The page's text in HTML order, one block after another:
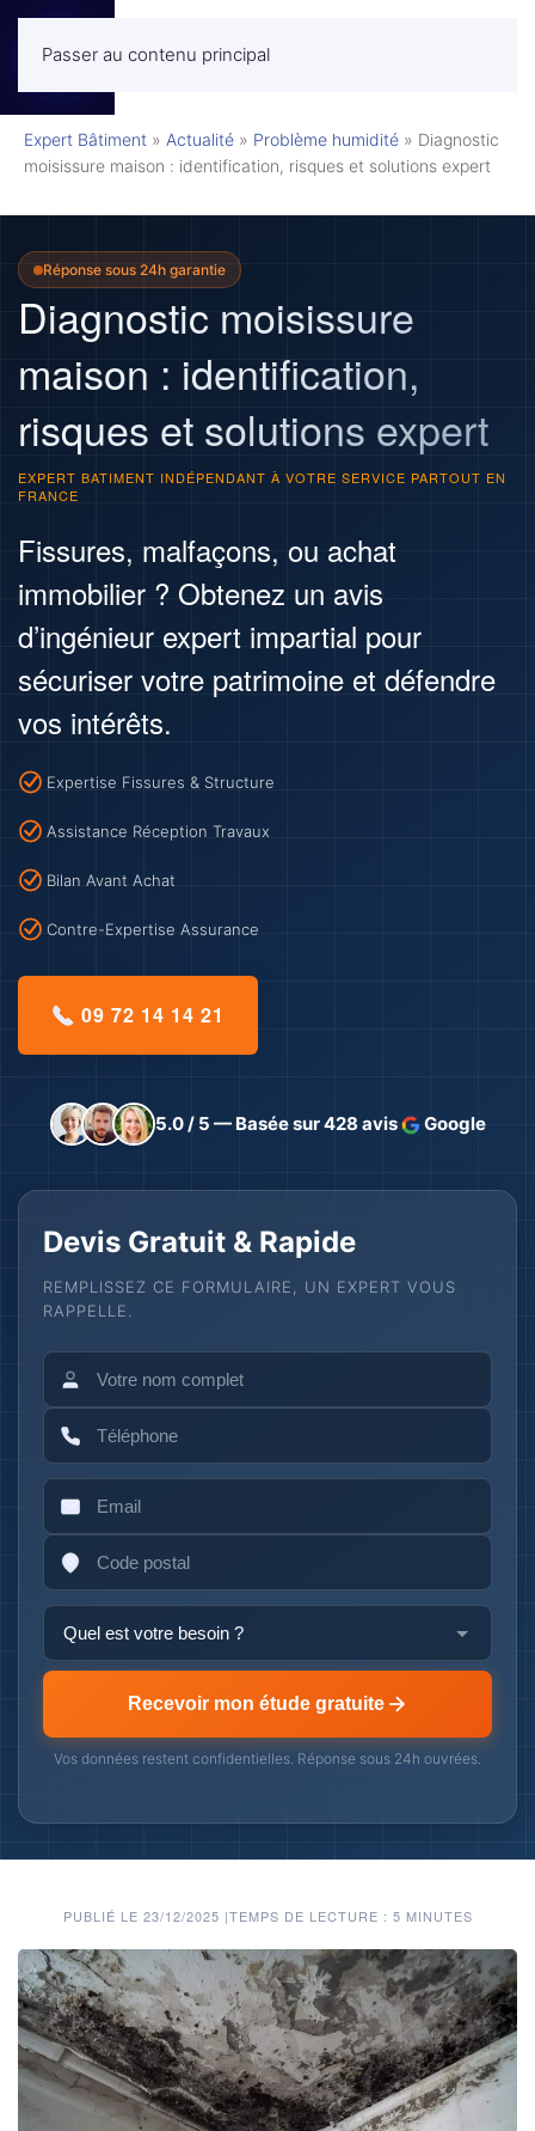
Passer au contenu principalMENU
Expert Bâtiment » Actualité » Problème humidité » Diagnostic
moisissure maison : identification, risques et solutions expert
Réponse sous 24h garantie
Diagnostic moisissure
maison : identification,
risques et solutions expert
EXPERT BATIMENT INDÉPENDANT À VOTRE SERVICE PARTOUT EN
FRANCE
Fissures, malfaçons, ou achat
immobilier ? Obtenez un avis
d’ingénieur expert impartial pour
sécuriser votre patrimoine et défendre
vos intérêts.
Expertise Fissures & Structure
Assistance Réception Travaux
Bilan Avant Achat
Contre-Expertise Assurance
09 72 14 14 21
5.0 / 5 — Basée sur 428 avis Google
Devis Gratuit & Rapide
REMPLISSEZ CE FORMULAIRE, UN EXPERT VOUS
RAPPELLE.
Recevoir mon étude gratuite
Vos données restent confidentielles. Réponse sous 24h ouvrées.
PUBLIÉ LE 23/12/2025 |TEMPS DE LECTURE : 5 MINUTES